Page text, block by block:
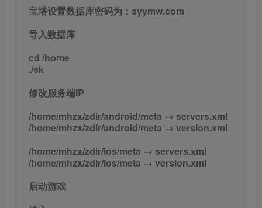
宝塔设置数据库密码为：syymw.com
导入数据库
cd /home
./sk
修改服务端IP
/home/mhzx/zdir/android/meta → servers.xml
/home/mhzx/zdir/android/meta → version.xml
/home/mhzx/zdir/ios/meta → servers.xml
/home/mhzx/zdir/ios/meta → version.xml
启动游戏